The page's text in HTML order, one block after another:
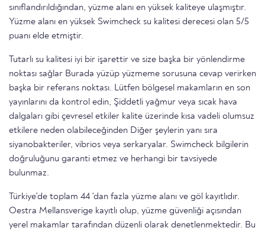
sınıflandırıldığından, yüzme alanı en yüksek kaliteye ulaşmıştır.
Yüzme alanı en yüksek Swimcheck su kalitesi derecesi olan 5/5
puanı elde etmiştir.
Tutarlı su kalitesi iyi bir işarettir ve size başka bir yönlendirme
noktası sağlar Burada yüzüp yüzmeme sorusuna cevap verirken
başka bir referans noktası. Lütfen bölgesel makamların en son
yayınlarını da kontrol edin, Şiddetli yağmur veya sıcak hava
dalgaları gibi çevresel etkiler kalite üzerinde kısa vadeli olumsuz
etkilere neden olabileceğinden Diğer şeylerin yanı sıra
siyanobakteriler, vibrios veya serkaryalar. Swimcheck bilgilerin
doğruluğunu garanti etmez ve herhangi bir tavsiyede
bulunmaz.
Türkiye'de toplam 44 'dan fazla yüzme alanı ve göl kayıtlıdır.
Oestra Mellansverige kayıtlı olup, yüzme güvenliği açısından
yerel makamlar tarafından düzenli olarak denetlenmektedir. Bu